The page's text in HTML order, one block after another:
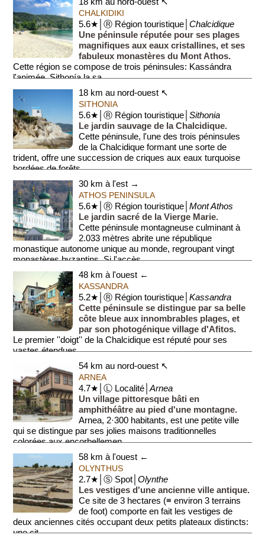
18 km au nord-ouest ↖
CHALKIDIKI
5.6★│Ⓡ Région touristique│Chalcidique
Une péninsule réputée pour ses plages
magnifiques aux eaux cristallines, et ses
fabuleux monastères du Mont Athos.
Cette région se compose de trois péninsules: Kassándra
l'animée, Sithonía la sa...
18 km au nord-ouest ↖
SITHONIA
5.6★│Ⓡ Région touristique│Sithonia
Le jardin sauvage de la Chalcidique.
Cette péninsule, l'une des trois péninsules
de la Chalcidique formant une sorte de
trident, offre une succession de criques aux eaux turquoise
bordées de forêts ...
30 km à l'est →
ATHOS PENINSULA
5.6★│Ⓡ Région touristique│Mont Athos
Le jardin sacré de la Vierge Marie.
Cette péninsule montagneuse culminant à
2.033 mètres abrite une république
monastique autonome unique au monde, regroupant vingt
monastères byzantins. Si l'accès...
48 km à l'ouest ←
KASSANDRA
5.2★│Ⓡ Région touristique│Kassandra
Cette péninsule se distingue par sa belle
côte bleue aux innombrables plages, et
par son photogénique village d'Afitos.
Le premier ''doigt'' de la Chalcidique est réputé pour ses
vastes étendues ...
54 km au nord-ouest ↖
ARNEA
4.7★│Ⓛ Localité│Arnea
Un village pittoresque bâti en
amphithéâtre au pied d'une montagne.
Arnea, 2·300 habitants, est une petite ville
qui se distingue par ses jolies maisons traditionnelles
colorées aux encorbellemen...
58 km à l'ouest ←
OLYNTHUS
2.7★│Ⓢ Spot│Olynthe
Les vestiges d'une ancienne ville antique.
Ce site de 3 hectares (≡ environ 3 terrains
de foot) comporte en fait les vestiges de
deux anciennes cités occupant deux petits plateaux distincts:
une cit...